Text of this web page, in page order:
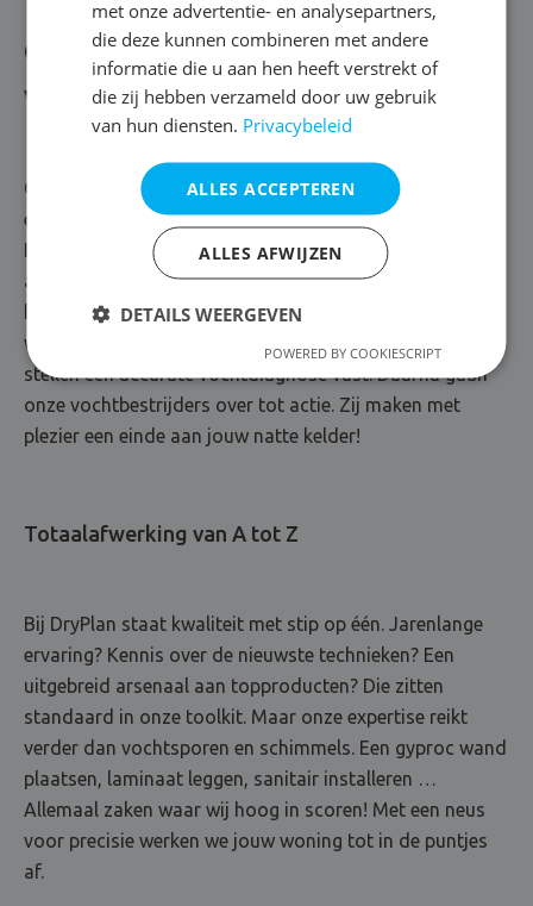
Over DryPlan
Vol overgave voor vochtbestrijding
Oplossingsgericht, communicatief en veel goesting om
elk vochtprobleem aan te pakken. Maak kennis met
DryPlan, vochtspecialist uit Mechelen. Hier gaat gericht
advies hand in hand met een waterdichte oplossing. Of
het nu gaat om opstijgend vocht of condensvorming:
we luisteren naar jouw noden, spelen kort op de bal en
stellen een accurate vochtdiagnose vast. Daarna gaan
onze vochtbestrijders over tot actie. Zij maken met
plezier een einde aan jouw natte kelder!
Totaalafwerking van A tot Z
Bij DryPlan staat kwaliteit met stip op één. Jarenlange
ervaring? Kennis over de nieuwste technieken? Een
uitgebreid arsenaal aan topproducten? Die zitten
standaard in onze toolkit. Maar onze expertise reikt
verder dan vochtsporen en schimmels. Een gyproc wand
plaatsen, laminaat leggen, sanitair installeren …
Allemaal zaken waar wij hoog in scoren! Met een neus
voor precisie werken we jouw woning tot in de puntjes
af.
met onze advertentie- en analysepartners,
die deze kunnen combineren met andere
informatie die u aan hen heeft verstrekt of
die zij hebben verzameld door uw gebruik
van hun diensten. Privacybeleid
ALLES ACCEPTEREN
ALLES AFWIJZEN
DETAILS WEERGEVEN
POWERED BY COOKIESCRIPT